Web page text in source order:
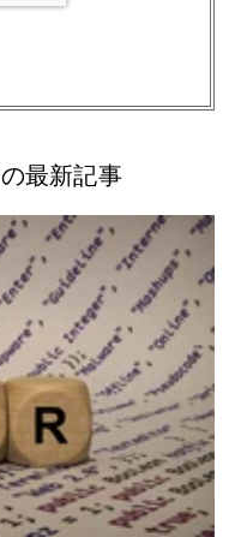
の最新記事